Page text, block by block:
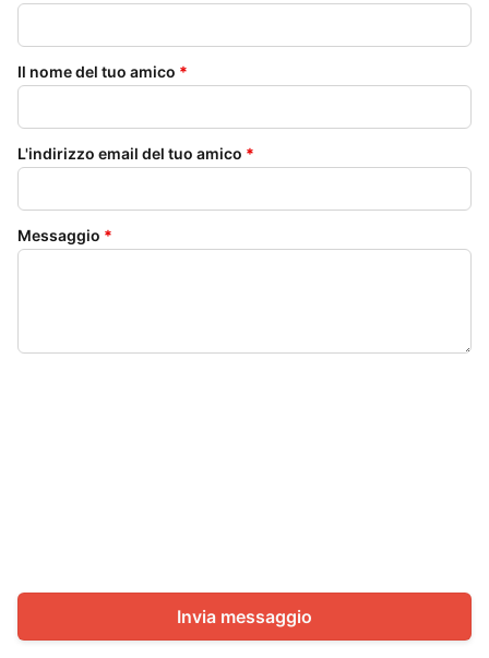
Il nome del tuo amico *
L'indirizzo email del tuo amico *
Messaggio *
Invia messaggio